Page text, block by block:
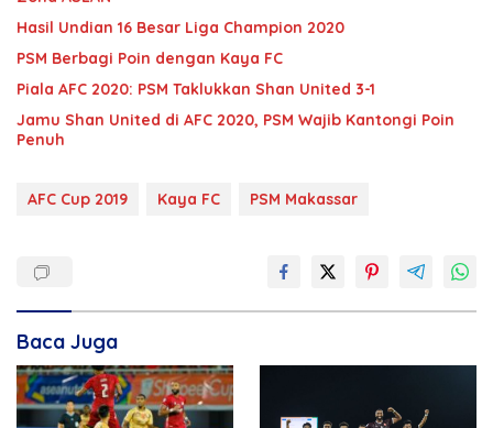
Hasil Undian 16 Besar Liga Champion 2020
PSM Berbagi Poin dengan Kaya FC
Piala AFC 2020: PSM Taklukkan Shan United 3-1
Jamu Shan United di AFC 2020, PSM Wajib Kantongi Poin
Penuh
AFC Cup 2019 Kaya FC PSM Makassar
Baca Juga